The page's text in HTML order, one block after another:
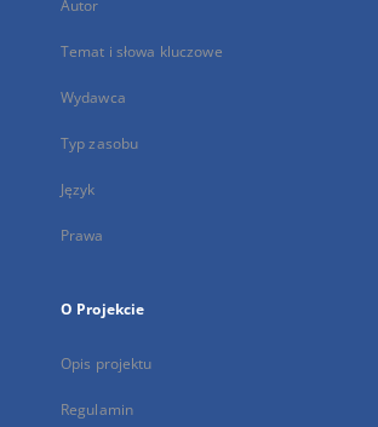
Autor
Temat i słowa kluczowe
Wydawca
Typ zasobu
Język
Prawa
O Projekcie
Opis projektu
Regulamin